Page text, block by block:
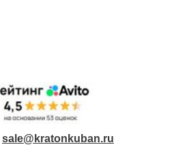
sale@kratonkuban.ru